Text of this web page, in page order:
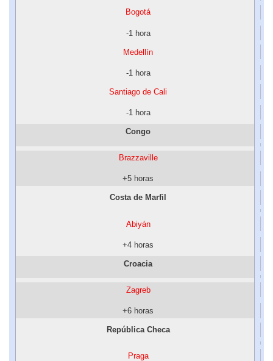
Bogotá
-1 hora
Medellín
-1 hora
Santiago de Cali
-1 hora
Congo
Brazzaville
+5 horas
Costa de Marfil
Abiyán
+4 horas
Croacia
Zagreb
+6 horas
República Checa
Praga